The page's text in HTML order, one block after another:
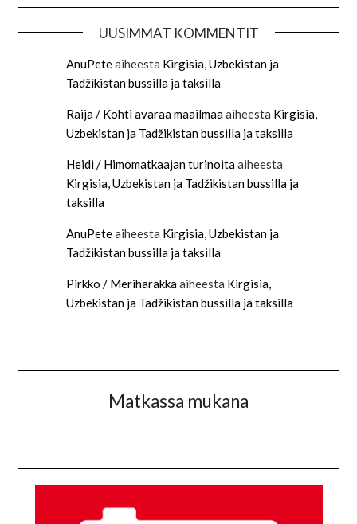
UUSIMMAT KOMMENTIT
AnuPeteaiheesta Kirgisia, Uzbekistan ja
Tadžikistan bussilla ja taksilla
Raija / Kohti avaraa maailmaaaiheesta Kirgisia,
Uzbekistan ja Tadžikistan bussilla ja taksilla
Heidi / Himomatkaajan turinoitaaiheesta
Kirgisia, Uzbekistan ja Tadžikistan bussilla ja
taksilla
AnuPeteaiheesta Kirgisia, Uzbekistan ja
Tadžikistan bussilla ja taksilla
Pirkko / Meriharakkaaiheesta Kirgisia,
Uzbekistan ja Tadžikistan bussilla ja taksilla
Matkassa mukana